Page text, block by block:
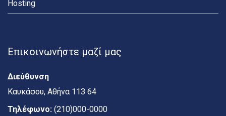
Hosting
Επικοινωνήστε μαζί μας
Διεύθυνση
Καυκάσου, Αθήνα 113 64
Τηλέφωνο: (210)000-0000